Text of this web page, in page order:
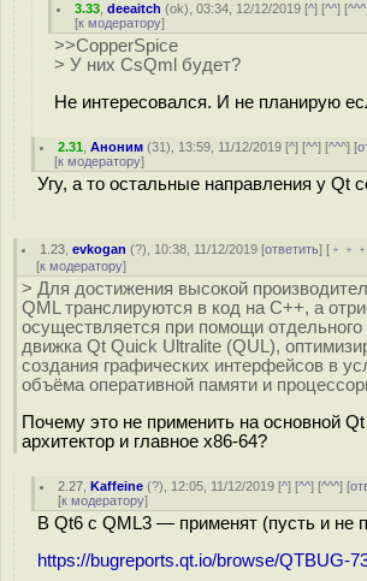
3.33 ,deeaitch (ok), 03:34, 12/12/2019 [^] [^^] [^^^
[к модератору]
>>CopperSpice
> У них CsQml будет?
Не интересовался. И не планирую
2.31 ,Аноним (31), 13:59, 11/12/2019 [^] [^^] [^^^] [
[к модератору]
Угу, а то остальные направления у Qt
1.23 ,evkogan (?), 10:38, 11/12/2019 [ответить] [
[к модератору]
> Для достижения высокой
QML транслируются в код на C++, а
осуществляется при помощи отдельного
движка Qt Quick Ultralite (QUL),
создания графических интерфейсов в
объёма оперативной памяти и
Почему это не применить на основной
архитектор и главное х86-64?
2.27 ,Kaffeine (?), 12:05, 11/12/2019 [^] [^^] [^^^] [
[к модератору]
В Qt6 с QML3 — применят (пусть и не
https://bugreports.qt.io/browse/QTBUG-